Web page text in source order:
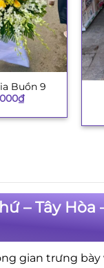
Buồn 9
₫
– Tây Hòa
gian trưng bày